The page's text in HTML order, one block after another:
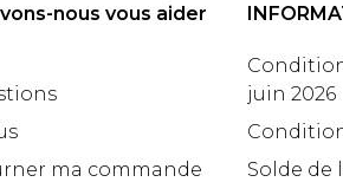
nous vous aider
ma commande
juin 2026
Solde de